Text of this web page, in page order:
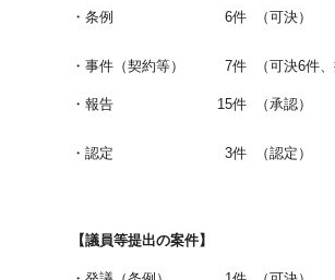
・条例 6件 （可決）
・事件（契約等） 7件 （可決6件
・報告 15件 （承認）
・認定 3件 （認定）
【議員等提出の案件】